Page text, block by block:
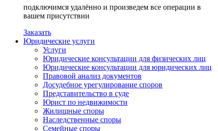
подключимся удалённо и произведем все операции в
вашем присутствии
Заказать
Юридические услуги
Услуги
Юридические консультации для физических лиц
Юридические консультации для юридических лиц
Правовой анализ документов
Досудебное урегулирование споров
Представительство в суде
Юрист по недвижимости
Жилищные споры
Наследственные споры
Семейные споры